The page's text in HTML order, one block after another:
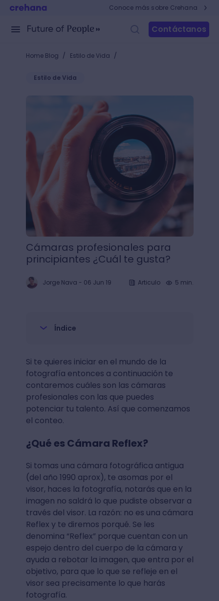
Conoce más sobre Crehana
Contáctanos
Home Blog / Estilo de Vida /
Estilo de Vida
Cámaras profesionales para
principiantes ¿Cuál te gusta?
Jorge Nava - 06 Jun 19 Articulo 5 min.
Índice
Si te quieres iniciar en el mundo de la
fotografía entonces a continuación te
contaremos cuáles son las cámaras
profesionales con las que puedes
potenciar tu talento. Así que comenzamos
el conteo.
¿Qué es Cámara Reflex?
Si tomas una cámara fotográfica antigua
(del año 1990 aprox), te asomas por el
visor, haces la fotografía, notarás que en la
imagen no saldrá lo que pudiste observar a
través del visor. La razón: no es una cámara
Reflex y te diremos porqué. Se les
denomina “Reflex” porque cuentan con un
espejo dentro del cuerpo de la cámara y
ayuda a rebotar la imagen, que entra por el
objetivo, para que lo que se refleje en el
visor sea precisamente lo que harás
fotografía.